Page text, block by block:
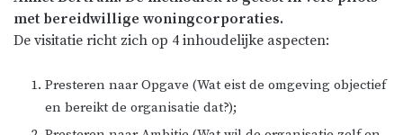
met bereidwillige woningcorporaties.
De visitatie richt zich op 4 inhoudelijke aspecten:
Presteren naar Opgave (Wat eist de omgeving objectief
en bereikt de organisatie dat?);